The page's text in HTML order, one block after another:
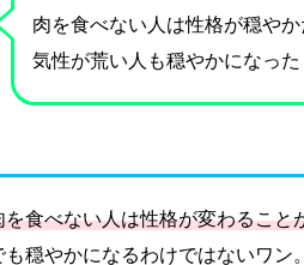
肉を食べない人は性格が穏や
気性が荒い人も穏やかになっ
を食べない人は性格が変わること
も穏やかになるわけではないワン。